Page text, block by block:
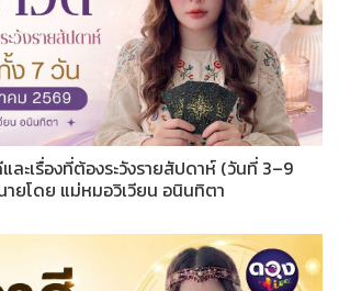
ละเรื่องที่ต้องระวังรายสัปดาห์ (วันที่ 3–9
ายโดย แม่หมอวิเวียน อนินทิตา